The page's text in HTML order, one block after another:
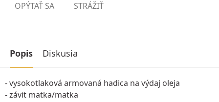
OPÝTAŤ SA STRÁŽIŤ
Popis Diskusia
- vysokotlaková armovaná hadica na výdaj oleja
- závit matka/matka